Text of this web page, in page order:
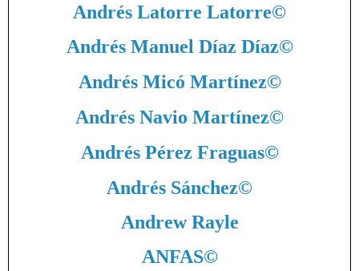
Andrés Latorre Latorre©
Andrés Manuel Díaz Díaz©
Andrés Micó Martínez©
Andrés Navio Martínez©
Andrés Pérez Fraguas©
Andrés Sánchez©
Andrew Rayle
ANFAS©